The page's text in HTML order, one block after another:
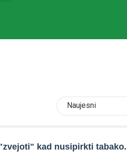
Naujesni
kad nusipirkti tabako.